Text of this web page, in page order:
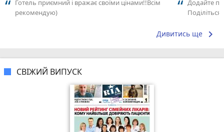
Готель приємний і вражає своїми цінами!!Всім
рекомендую)
Додайте
Дивитись ще keyboard_arrow_right
СВІЖИЙ ВИПУСК